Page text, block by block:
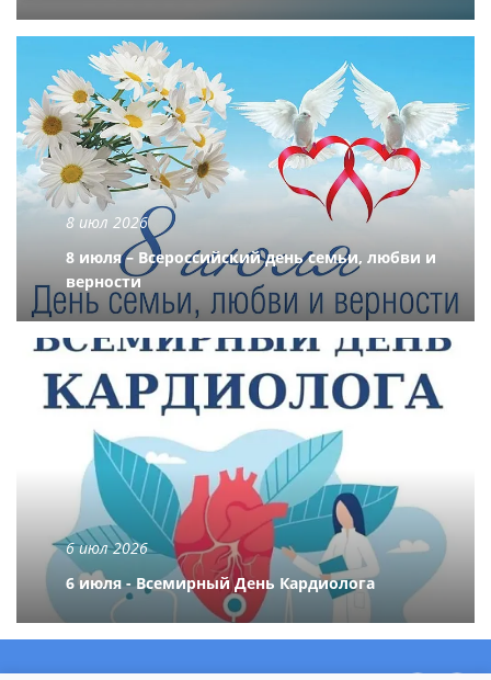
8 июл 2026
8 июля – Всероссийский день семьи, любви и
верности
6 июл 2026
6 июля - Всемирный День Кардиолога